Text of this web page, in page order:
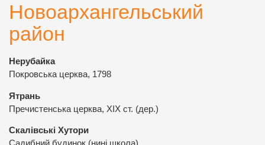
Новоархангельський
район
Нерубайка
Покровська церква, 1798
Ятрань
Пречистенська церква, ХІХ ст. (дер.)
Скалівські Хутори